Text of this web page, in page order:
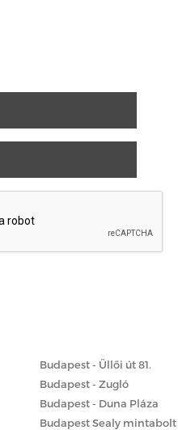
Budapest - Üllői út 81.
Budapest - Zugló
Budapest - Duna Pláza
Budapest Sealy mintabolt